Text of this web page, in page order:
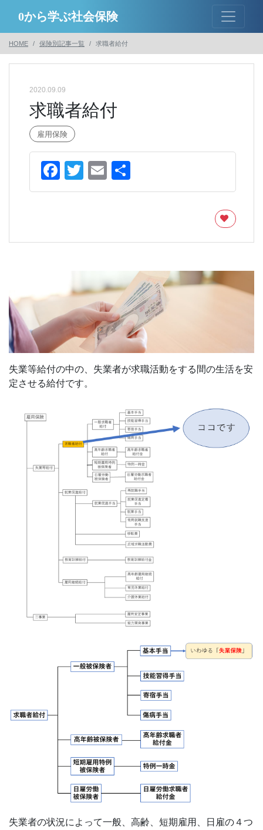
0から学ぶ社会保険
HOME 保険別記事一覧 求職者給付
2020.09.09
求職者給付
雇用保険
Facebook
TwitterEmail
有
失業等給付の中の、失業者が求職活動をする間の生活を安
定させる給付です。
失業者の状況によって一般、高齢、短期雇用、日雇の４つ